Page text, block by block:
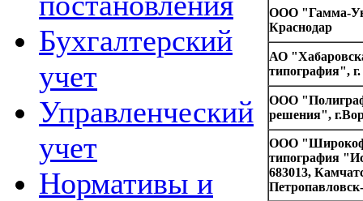
Бухгалтерский
учет
Управленческий
учет
Нормативы и
ООО "Гамма-
Краснодар
АО
типография",
ООО
решения",
ООО
типография
683013,